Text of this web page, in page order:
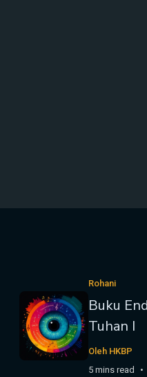
Rohani
Buku
Tuhan I
Oleh HKBP
5 mins read